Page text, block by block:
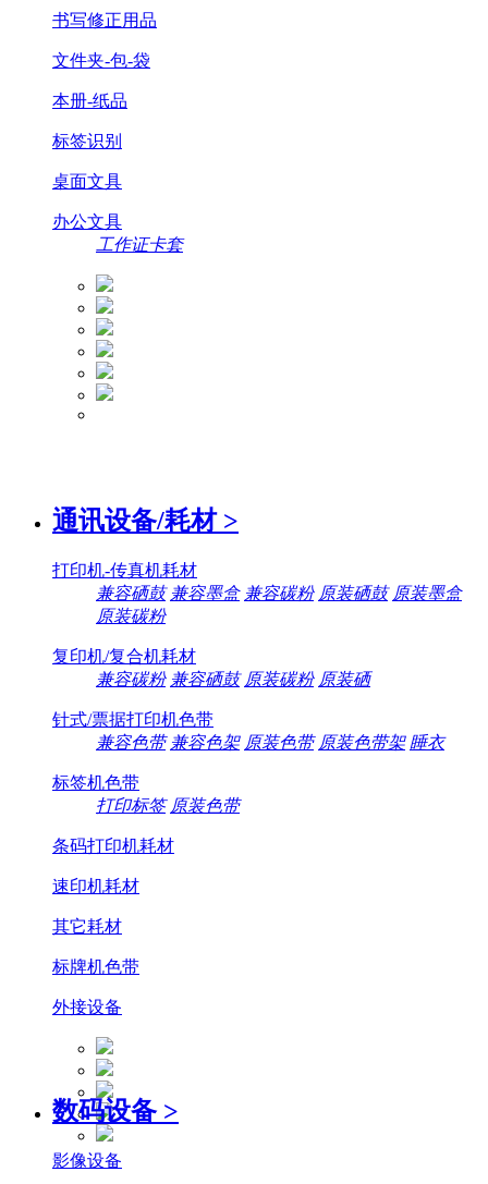
书写修正用品
文件夹-包-袋
本册-纸品
标签识别
桌面文具
办公文具
工作证卡套
通讯设备/耗材 >
打印机-传真机耗材
兼容硒鼓 兼容墨盒 兼容碳粉 原装硒鼓 原装墨盒
原装碳粉
复印机/复合机耗材
兼容碳粉 兼容硒鼓 原装碳粉 原装硒
针式/票据打印机色带
兼容色带 兼容色架 原装色带 原装色带架 睡衣
标签机色带
打印标签 原装色带
条码打印机耗材
速印机耗材
其它耗材
标牌机色带
外接设备
数码设备 >
影像设备